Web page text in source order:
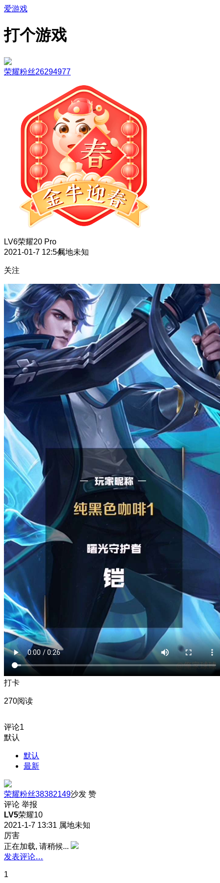
爱游戏
打个游戏
荣耀粉丝26294977
LV6荣耀20 Pro
2021-01-7 12:54属地未知
关注
打卡
270阅读
评论1
默认
默认
最新
荣耀粉丝38382149沙发 赞
评论 举报
LV5荣耀10
2021-1-7 13:31 属地未知
厉害
正在加载, 请稍候...
发表评论…
1